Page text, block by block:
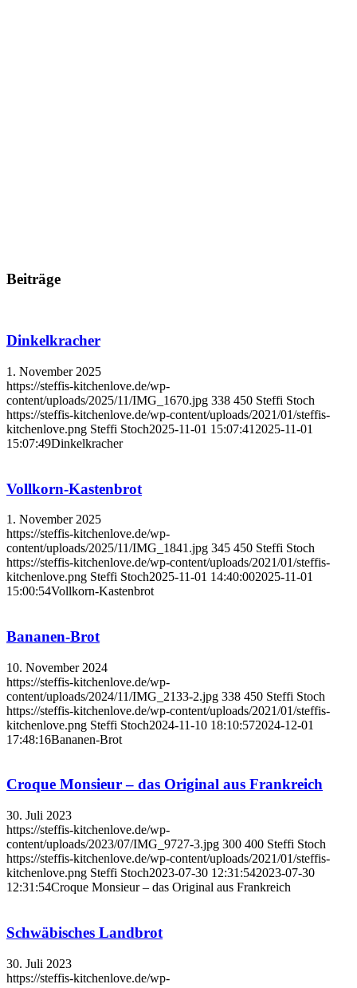
Beiträge
Dinkelkracher
1. November 2025
https://steffis-kitchenlove.de/wp-
content/uploads/2025/11/IMG_1670.jpg 338 450 Steffi Stoch
https://steffis-kitchenlove.de/wp-content/uploads/2021/01/steffis-
kitchenlove.png Steffi Stoch2025-11-01 15:07:41 2025-11-01
15:07:49Dinkelkracher
Vollkorn-Kastenbrot
1. November 2025
https://steffis-kitchenlove.de/wp-
content/uploads/2025/11/IMG_1841.jpg 345 450 Steffi Stoch
https://steffis-kitchenlove.de/wp-content/uploads/2021/01/steffis-
kitchenlove.png Steffi Stoch2025-11-01 14:40:002025-11-01
15:00:54Vollkorn-Kastenbrot
Bananen-Brot
10. November 2024
https://steffis-kitchenlove.de/wp-
content/uploads/2024/11/IMG_2133-2.jpg 338 450 Steffi Stoch
https://steffis-kitchenlove.de/wp-content/uploads/2021/01/steffis-
kitchenlove.png Steffi Stoch2024-11-10 18:10:572024-12-01
17:48:16Bananen-Brot
Croque Monsieur – das Original aus Frankreich
30. Juli 2023
https://steffis-kitchenlove.de/wp-
content/uploads/2023/07/IMG_9727-3.jpg 300 400 Steffi Stoch
https://steffis-kitchenlove.de/wp-content/uploads/2021/01/steffis-
kitchenlove.png Steffi Stoch2023-07-30 12:31:542023-07-30
12:31:54Croque Monsieur – das Original aus Frankreich
Schwäbisches Landbrot
30. Juli 2023
https://steffis-kitchenlove.de/wp-